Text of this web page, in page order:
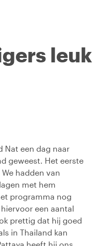
Nat een dag naar
geweest. Het eerste
hadden van
met hem
programma nog
een aantal
prettig dat hij goed
in Thailand kan